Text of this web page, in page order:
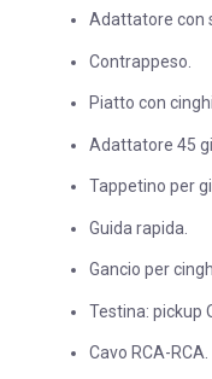
Adattatore con
Contrappeso.
Piatto con
Adattatore 45
Tappetino per
Guida rapida.
Gancio per
Testina: pickup
Cavo RCA-RCA.